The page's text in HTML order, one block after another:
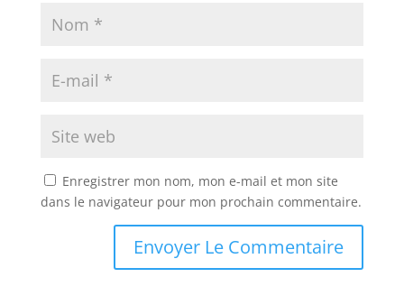
Enregistrer mon nom, mon e-mail et mon site
dans le navigateur pour mon prochain commentaire.